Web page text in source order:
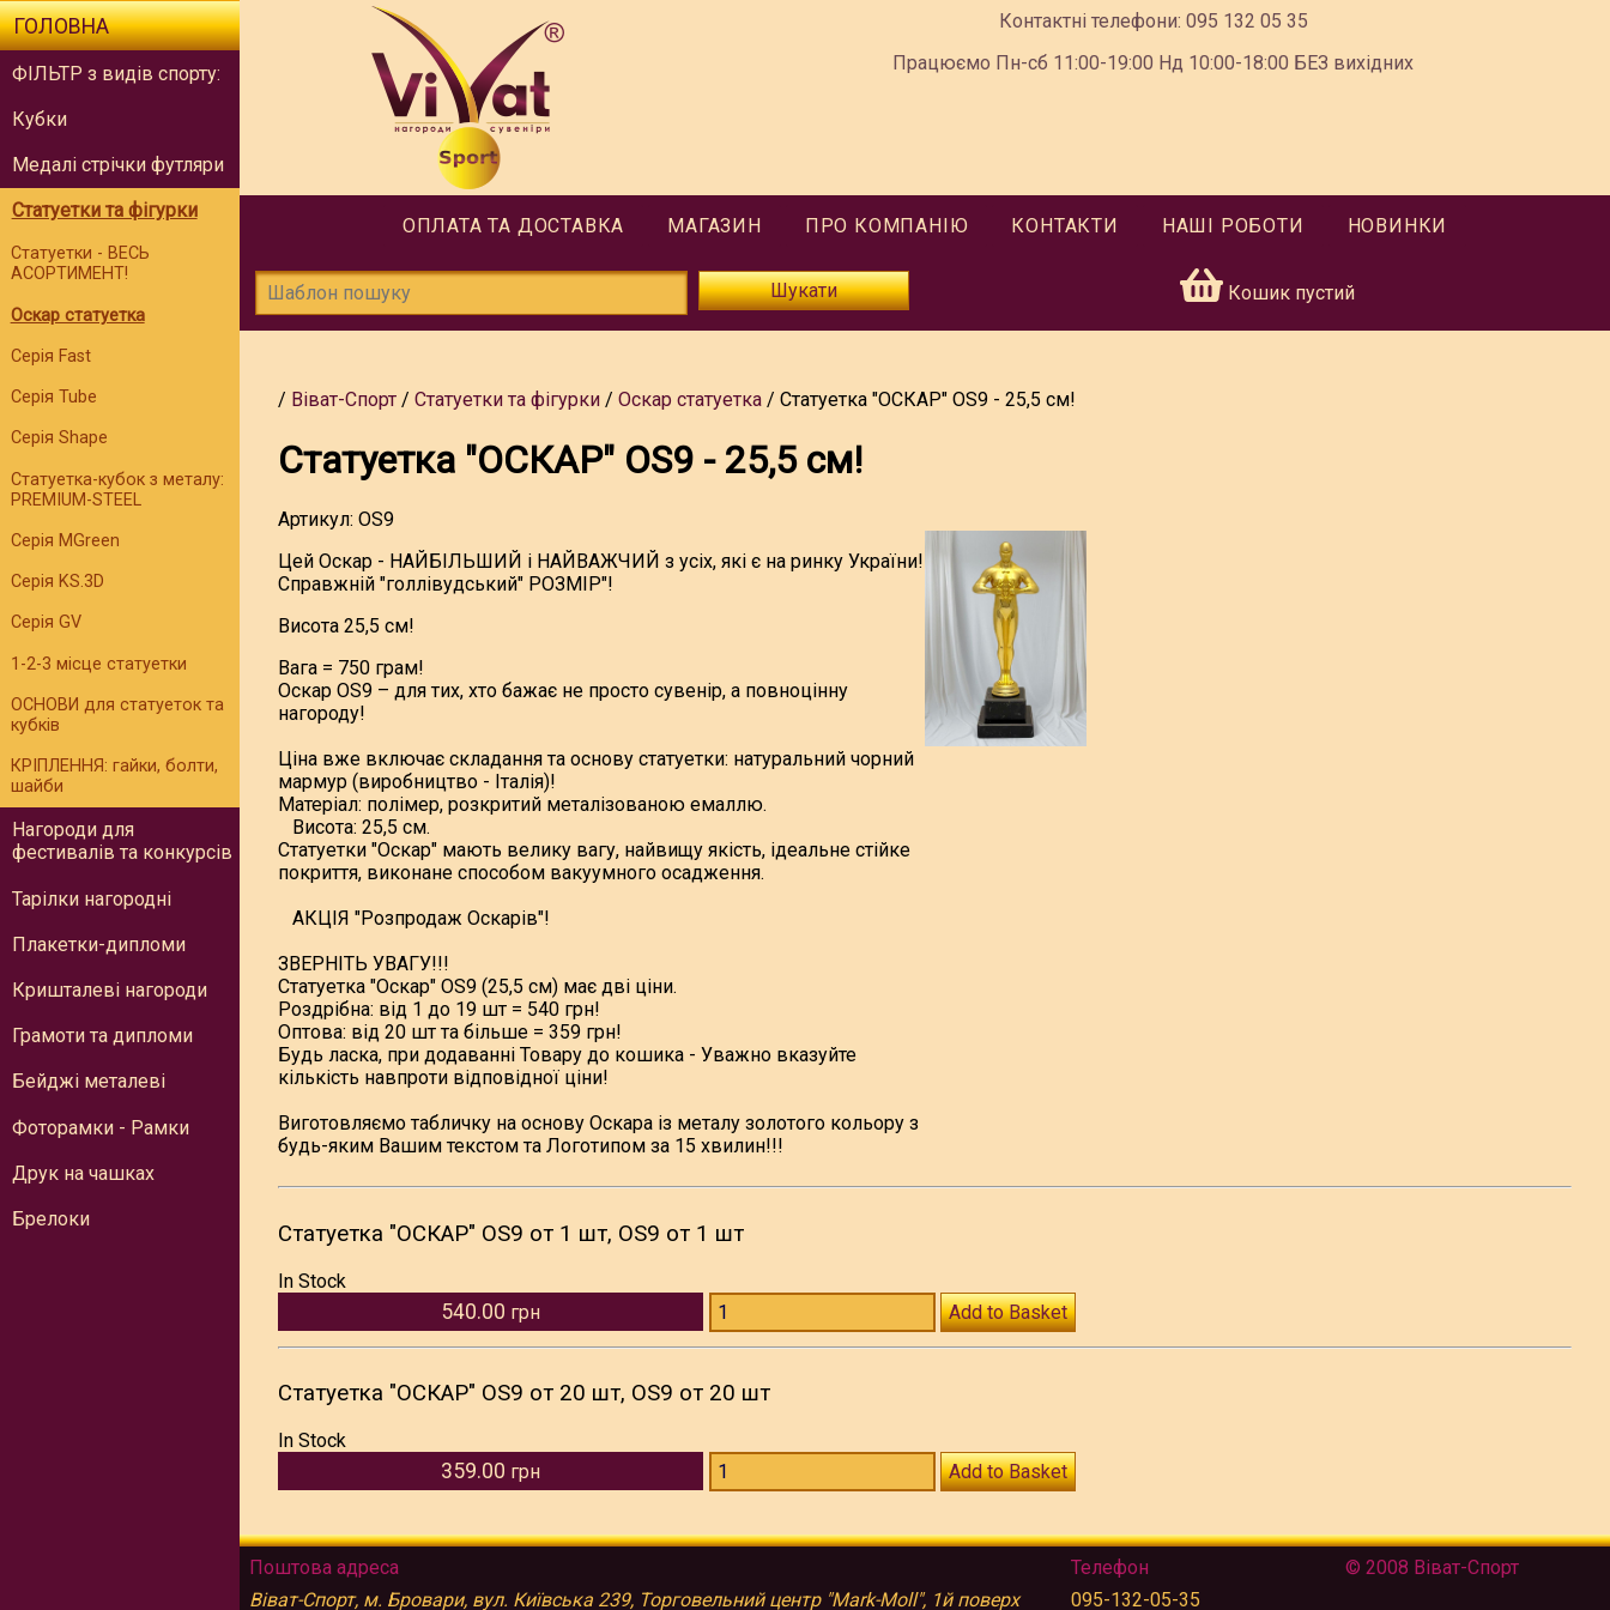
Контактні телефони: 095 132 05 35
Працюємо Пн-сб 11:00-19:00 Нд 10:00-18:00 БЕЗ вихідних
ОПЛАТА ТА ДОСТАВКА МАГАЗИН ПРО КОМПАНІЮ КОНТАКТИ НАШІ РОБОТИ НОВИНКИ
Шукати Кошик пустий
ГОЛОВНА
ФІЛЬТР з видів спорту:
Кубки
Медалі стрічки футляри
Статуетки та фігурки
Статуетки - ВЕСЬ
АСОРТИМЕНТ!
Оскар статуетка
Серія Fast
Серія Tube
Серія Shape
Статуетка-кубок з металу:
PREMIUM-STEEL
Серія MGreen
Серія KS.3D
Серія GV
1-2-3 місце статуетки
ОСНОВИ для статуеток та
кубків
КРІПЛЕННЯ: гайки, болти,
шайби
Нагороди для
фестивалів та конкурсів
Тарілки нагородні
Плакетки-дипломи
Кришталеві нагороди
Грамоти та дипломи
Бейджі металеві
Фоторамки - Рамки
Друк на чашках
Брелоки
Віват-Спорт Статуетки та фігурки Оскар статуетка Статуетка "ОСКАР" OS9 - 25,5 см!
Статуетка "ОСКАР" OS9 - 25,5 см!
Артикул: OS9
Цей Оскар - НАЙБІЛЬШИЙ і НАЙВАЖЧИЙ з усіх, які є на ринку України!
Справжній "голлівудський" РОЗМІР"!
Висота 25,5 см!
Вага = 750 грам!
Оскар OS9 – для тих, хто бажає не просто сувенір, а повноцінну
нагороду!
Ціна вже включає складання та основу статуетки: натуральний чорний
мармур (виробництво - Італія)!
Матеріал: полімер, розкритий металізованою емаллю.
Висота: 25,5 см.
Статуетки "Оскар" мають велику вагу, найвищу якість, ідеальне стійке
покриття, виконане способом вакуумного осадження.
АКЦІЯ "Розпродаж Оскарів"!
ЗВЕРНІТЬ УВАГУ!!!
Статуетка "Оскар" OS9 (25,5 см) має дві ціни.
Роздрібна: від 1 до 19 шт = 540 грн!
Оптова: від 20 шт та більше = 359 грн!
Будь ласка, при додаванні Товару до кошика - Уважно вказуйте
кількість навпроти відповідної ціни!
Виготовляємо табличку на основу Оскара із металу золотого кольору з
будь-яким Вашим текстом та Логотипом за 15 хвилин!!!
Статуетка "ОСКАР" OS9 от 1 шт, OS9 от 1 шт
In Stock
540.00 грн Add to Basket
Статуетка "ОСКАР" OS9 от 20 шт, OS9 от 20 шт
In Stock
359.00 грн Add to Basket
Поштова адреса
Віват-Спорт, м. Бровари, вул. Київська 239, Торговельний центр "Mark-Moll", 1й поверх
Телефон
095-132-05-35
© 2008 Віват-Спорт